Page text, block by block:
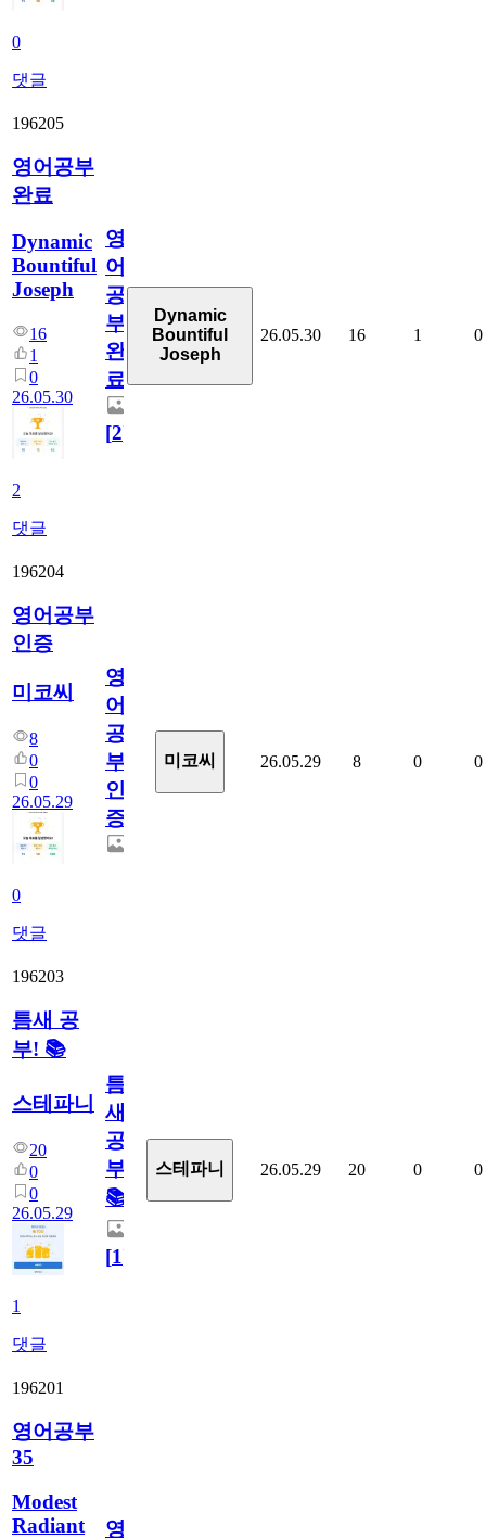
0
댓글
196205
영어공부
완료
Dynamic
Bountiful
Joseph
16
1
0
26.05.30
2
댓글
영
어
공
부
완
료
[2]
Dynamic
Bountiful
Joseph
26.05.30 16 1 0
196204
영어공부
인증
미코씨
8
0
0
26.05.29
0
댓글
영
어
공
부
인
증
미코씨 26.05.29 8 0 0
196203
틈새 공
부! 📚
스테파니
20
0
0
26.05.29
1
댓글
틈
새
공
부!
📚
[1]
스테파니 26.05.29 20 0 0
196201
영어공부
35
Modest
Radiant
영